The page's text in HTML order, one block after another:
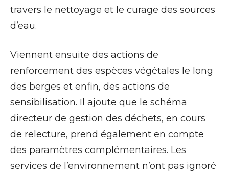
travers le nettoyage et le curage des sources
d’eau.
Viennent ensuite des actions de
renforcement des espèces végétales le long
des berges et enfin, des actions de
sensibilisation. Il ajoute que le schéma
directeur de gestion des déchets, en cours
de relecture, prend également en compte
des paramètres complémentaires. Les
services de l’environnement n’ont pas ignoré